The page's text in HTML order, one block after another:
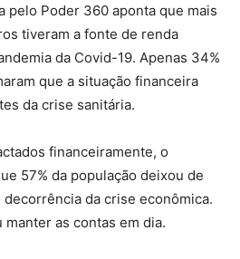
pelo Poder 360 aponta que mais
tiveram a fonte de renda
da Covid-19. Apenas 34%
que a situação financeira
da crise sanitária.
financeiramente, o
57% da população deixou de
decorrência da crise econômica.
as contas em dia.